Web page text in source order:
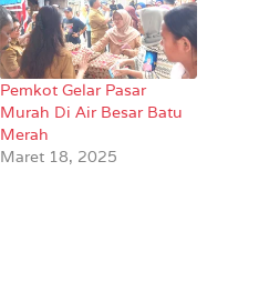
Pemkot Gelar Pasar
Murah Di Air Besar Batu
Merah
Maret 18, 2025